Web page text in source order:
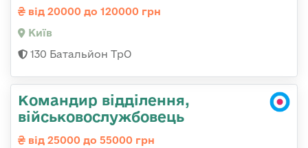
від 20000 до 120000 грн
Київ
130 Батальйон ТрО
Командир відділення,
військовослужбовець
від 25000 до 55000 грн